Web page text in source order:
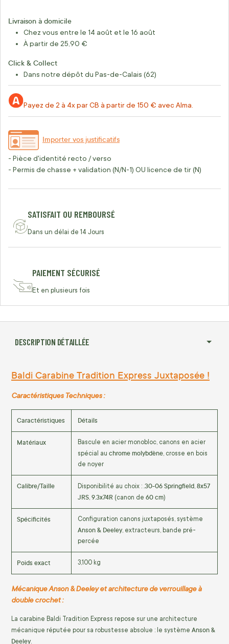
Livraison à domicile
Chez vous entre le 14 août et le 16 août
À partir de 25,90 €
Click & Collect
Dans notre dépôt du Pas-de-Calais (62)
Payez de 2 à 4x par CB à partir de 150 € avec Alma.
Importer vos justificatifs
- Pièce d'identité recto / verso
- Permis de chasse + validation (N/N-1) OU licence de tir (N)
SATISFAIT OU REMBOURSÉ
Dans un délai de 14 Jours
PAIEMENT SÉCURISÉ
Et en plusieurs fois
DESCRIPTION DÉTAILLÉE
Baldi Carabine Tradition Express Juxtaposée !
Caractéristiques Techniques :
Caractéristiques Détails
Matériaux
Bascule en acier monobloc, canons en acier
spécial au chrome molybdène, crosse en bois
de noyer
Calibre/Taille Disponibilité au choix : .30-06 Springfield, 8x57
JRS, 9.3x74R (canon de 60 cm)
Spécificités Configuration canons juxtaposés, système
Anson & Deeley, extracteurs, bande pré-
percée
Poids exact 3,100 kg
Mécanique Anson & Deeley et architecture de verrouillage à
double crochet :
La carabine Baldi Tradition Express repose sur une architecture
mécanique réputée pour sa robustesse absolue : le système Anson &
Deeley.